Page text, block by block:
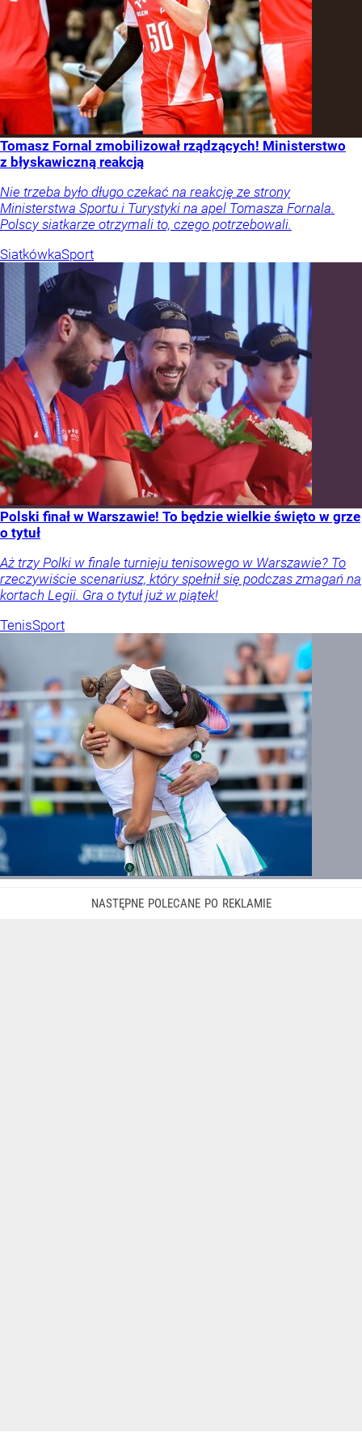
Tomasz Fornal zmobilizował rządzących! Ministerstwo
z błyskawiczną reakcją
Nie trzeba było długo czekać na reakcję ze strony
Ministerstwa Sportu i Turystyki na apel Tomasza Fornala.
Polscy siatkarze otrzymali to, czego potrzebowali.
SiatkówkaSport
Polski finał w Warszawie! To będzie wielkie święto w grze
o tytuł
Aż trzy Polki w finale turnieju tenisowego w Warszawie? To
rzeczywiście scenariusz, który spełnił się podczas zmagań na
kortach Legii. Gra o tytuł już w piątek!
TenisSport